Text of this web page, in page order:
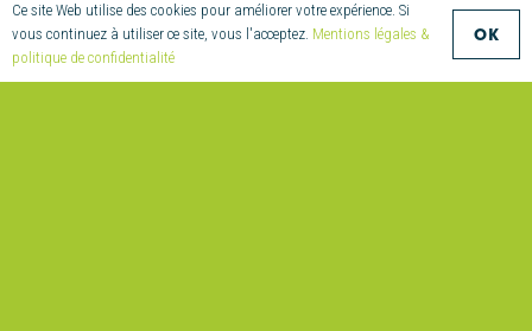
+33 (0)2 97 55 08
70
Ce site Web utilise des cookies pour améliorer votre expérience. Si
vous continuez à utiliser ce site, vous l'acceptez. Mentions légales &
politique de confidentialité
OK